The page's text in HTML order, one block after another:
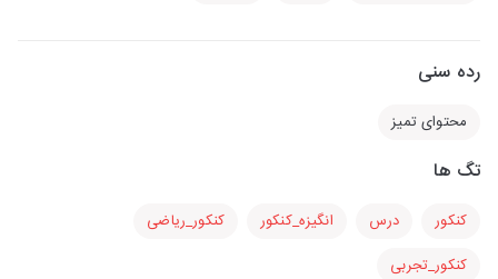
رده سنی
محتوای تمیز
تگ ها
کنکور درس انگیزه_کنکور
کنکور_ریاضی
کنکور_تجربی